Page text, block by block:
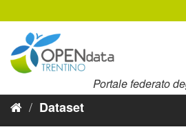
al
contenuto
Portale federato
Dataset